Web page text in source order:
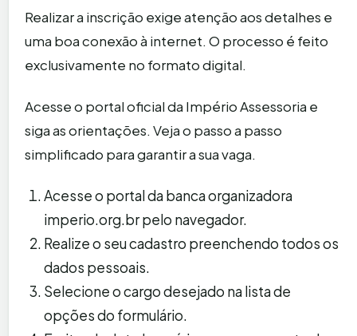
Realizar a inscrição exige atenção aos detalhes e
uma boa conexão à internet. O processo é feito
exclusivamente no formato digital.
Acesse o portal oficial da Império Assessoria e
siga as orientações. Veja o passo a passo
simplificado para garantir a sua vaga.
Acesse o portal da banca organizadora
imperio.org.br pelo navegador.
Realize o seu cadastro preenchendo todos os
dados pessoais.
Selecione o cargo desejado na lista de
opções do formulário.